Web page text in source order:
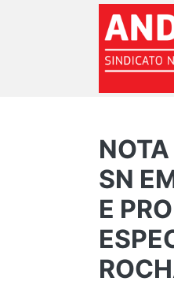
SN
E